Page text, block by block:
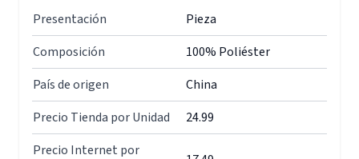
Presentación
Pieza
Composición
100% Poliéster
País de origen
China
Precio Tienda por Unidad
24.99
Precio Internet por